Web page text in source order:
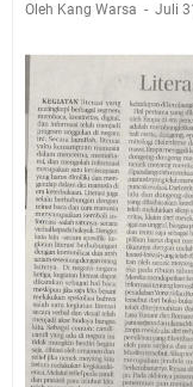
Oleh Kang Warsa Juli